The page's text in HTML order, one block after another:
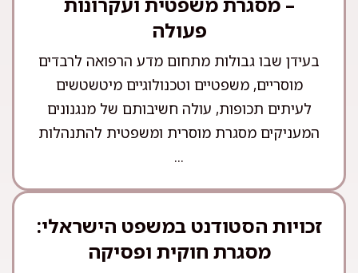
פעולה
בעידן שבו גבולות מתחום מדע הרפואה לרבדים
מוסריים, משפטיים וטכנולוגיים מיטשטשים
לעיתים תכופות, עולה חשיבותם של מנגנונים
המעניקים מסגרת מוסרית ומשפטית להתנהלות
...
זכויות הסטודנט במשפט הישראלי:
מסגרת חוקית ופסיקה